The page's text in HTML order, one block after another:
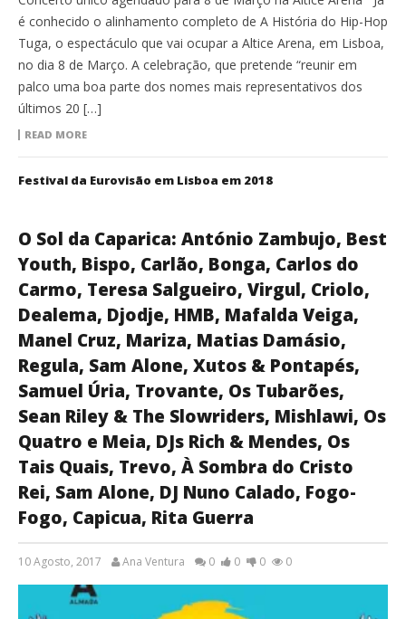
é conhecido o alinhamento completo de A História do Hip-Hop
Tuga, o espectáculo que vai ocupar a Altice Arena, em Lisboa,
no dia 8 de Março. A celebração, que pretende “reunir em
palco uma boa parte dos nomes mais representativos dos
últimos 20 […]
READ MORE
Festival da Eurovisão em Lisboa em 2018
O Sol da Caparica: António Zambujo, Best
Youth, Bispo, Carlão, Bonga, Carlos do
Carmo, Teresa Salgueiro, Virgul, Criolo,
Dealema, Djodje, HMB, Mafalda Veiga,
Manel Cruz, Mariza, Matias Damásio,
Regula, Sam Alone, Xutos & Pontapés,
Samuel Úria, Trovante, Os Tubarões,
Sean Riley & The Slowriders, Mishlawi, Os
Quatro e Meia, DJs Rich & Mendes, Os
Tais Quais, Trevo, À Sombra do Cristo
Rei, Sam Alone, DJ Nuno Calado, Fogo-
Fogo, Capicua, Rita Guerra
10 Agosto, 2017 Ana Ventura 0 0 0 0